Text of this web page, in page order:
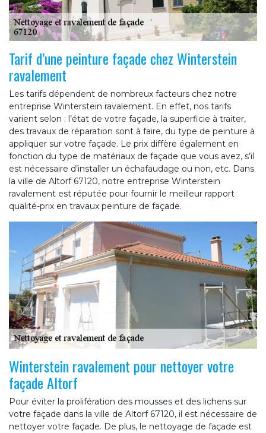
Tarif d’une peinture façade chez Winterstein
ravalement
Les tarifs dépendent de nombreux facteurs chez notre
entreprise Winterstein ravalement. En effet, nos tarifs
varient selon : l’état de votre façade, la superficie à traiter,
des travaux de réparation sont à faire, du type de peinture à
appliquer sur votre façade. Le prix diffère également en
fonction du type de matériaux de façade que vous avez, s’il
est nécessaire d’installer un échafaudage ou non, etc. Dans
la ville de Altorf 67120, notre entreprise Winterstein
ravalement est réputée pour fournir le meilleur rapport
qualité-prix en travaux peinture de façade.
Winterstein ravalement pour nettoyer votre
façade Altorf
Pour éviter la prolifération des mousses et des lichens sur
votre façade dans la ville de Altorf 67120, il est nécessaire de
nettoyer votre façade. De plus, le nettoyage de façade est